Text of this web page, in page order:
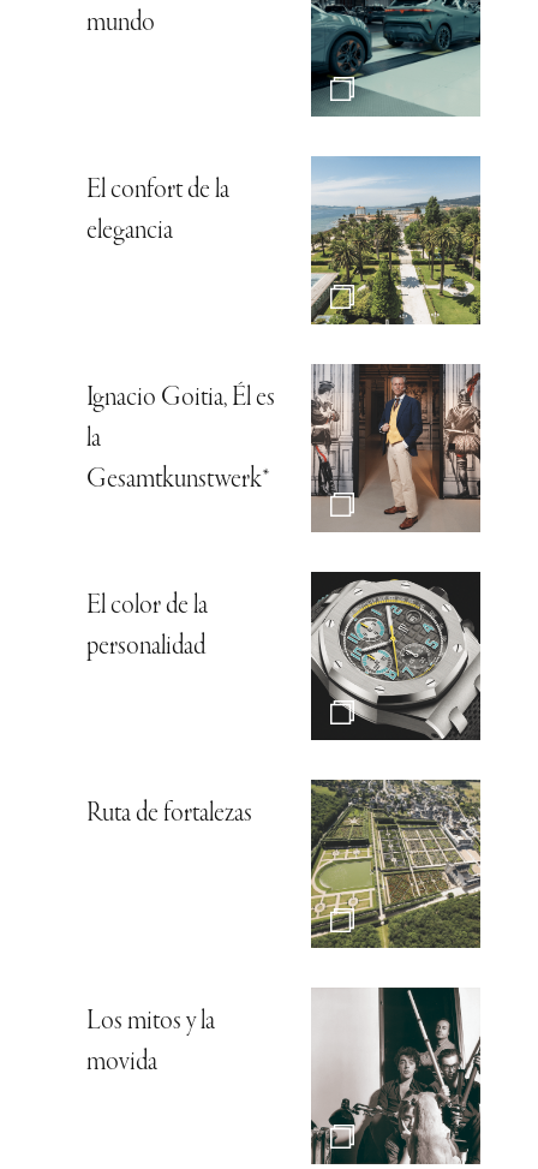
mundo
El confort de la
elegancia
Ignacio Goitia, Él es
la
Gesamtkunstwerk*
El color de la
personalidad
Ruta de fortalezas
Los mitos y la
movida